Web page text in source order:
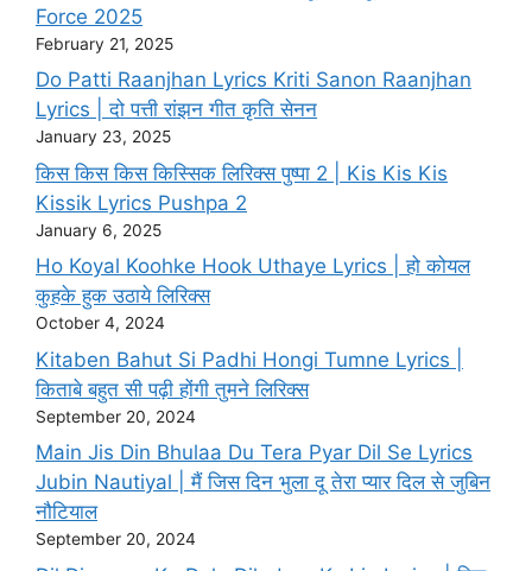
Force 2025
February 21, 2025
Do Patti Raanjhan Lyrics Kriti Sanon Raanjhan
Lyrics | दो पत्ती रांझन गीत कृति सेनन
January 23, 2025
किस किस किस किस्सिक लिरिक्स पुष्पा 2 | Kis Kis Kis
Kissik Lyrics Pushpa 2
January 6, 2025
Ho Koyal Koohke Hook Uthaye Lyrics | हो कोयल
कुहके हुक उठाये लिरिक्स
October 4, 2024
Kitaben Bahut Si Padhi Hongi Tumne Lyrics |
किताबे बहुत सी पढ़ी होंगी तुमने लिरिक्स
September 20, 2024
Main Jis Din Bhulaa Du Tera Pyar Dil Se Lyrics
Jubin Nautiyal | मैं जिस दिन भुला दू तेरा प्यार दिल से जुबिन
नौटियाल
September 20, 2024